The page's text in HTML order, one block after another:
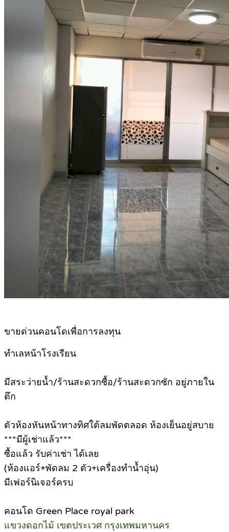
ขายด่วนคอนโดเพื่อการลงทุน
ทำเลหน้าโรงเรียน
มีสระว่ายน้ำ/ร้านสะดวกซื้อ/ร้านสะดวกซัก อยู่ภายใน
ตึก
ตัวห้องหันหน้าทางทิศใต้ลมพัดตลอด ห้องเย็นอยู่สบาย
***มีผู้เช่าแล้ว***
ซื้อแล้ว รับค่าเช่า ได้เลย
(ห้องแอร์+พัดลม 2 ตัว+เครื่องทำน้ำอุ่น)
มีเฟอร์นิเจอร์ครบ
คอนโด Green Place royal park
แขวงดอกไม้ เขตประเวศ กรุงเทพมหานคร